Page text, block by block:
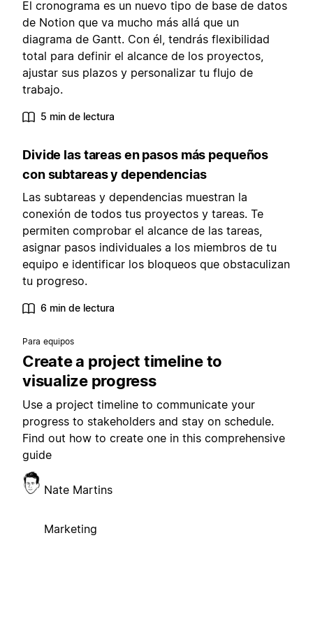
El cronograma es un nuevo tipo de base de datos
de Notion que va mucho más allá que un
diagrama de Gantt. Con él, tendrás flexibilidad
total para definir el alcance de los proyectos,
ajustar sus plazos y personalizar tu flujo de
trabajo.
5 min de lectura
Divide las tareas en pasos más pequeños
con subtareas y dependencias
Las subtareas y dependencias muestran la
conexión de todos tus proyectos y tareas. Te
permiten comprobar el alcance de las tareas,
asignar pasos individuales a los miembros de tu
equipo e identificar los bloqueos que obstaculizan
tu progreso.
6 min de lectura
Para equipos
Create a project timeline to
visualize progress
Use a project timeline to communicate your
progress to stakeholders and stay on schedule.
Find out how to create one in this comprehensive
guide
Nate Martins
Marketing